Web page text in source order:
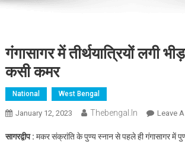
गंगासागर में तीर्थयात्रियों लगी
कसी कमर
National West Bengal
January 12, 2023 Thebengal.in Leave
सागरद्वीप : मकर संक्रांति के पुण्य स्नान से पहले ही गंगासागर में